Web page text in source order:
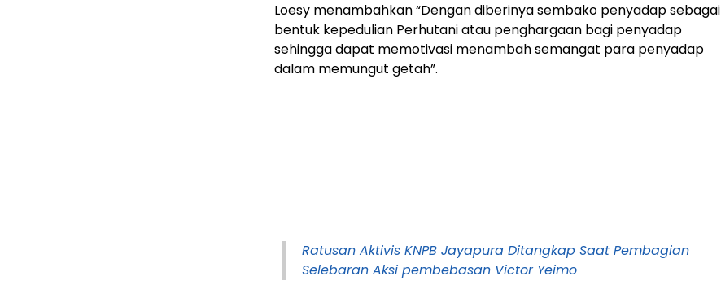
Loesy menambahkan “Dengan diberinya sembako penyadap sebagai
bentuk kepedulian Perhutani atau penghargaan bagi penyadap
sehingga dapat memotivasi menambah semangat para penyadap
dalam memungut getah”.
Ratusan Aktivis KNPB Jayapura Ditangkap Saat Pembagian
Selebaran Aksi pembebasan Victor Yeimo